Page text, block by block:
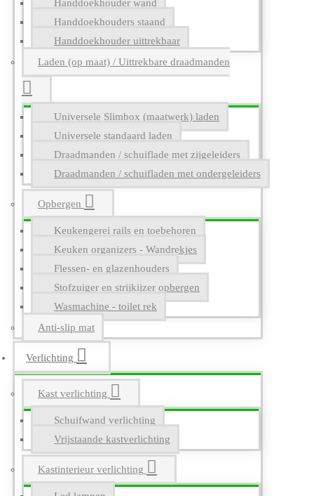
Handdoekhouder wand
Handdoekhouders staand
Handdoekhouder uittrekbaar
Laden (op maat) / Uittrekbare draadmanden
Universele Slimbox (maatwerk) laden
Universele standaard laden
Draadmanden / schuiflade met zijgeleiders
Draadmanden / schuifladen met ondergeleiders
Opbergen
Keukengerei rails en toebehoren
Keuken organizers - Wandrekjes
Flessen- en glazenhouders
Stofzuiger en strijkijzer opbergen
Wasmachine - toilet rek
Anti-slip mat
Verlichting
Kast verlichting
Schuifwand verlichting
Vrijstaande kastverlichting
Kastinterieur verlichting